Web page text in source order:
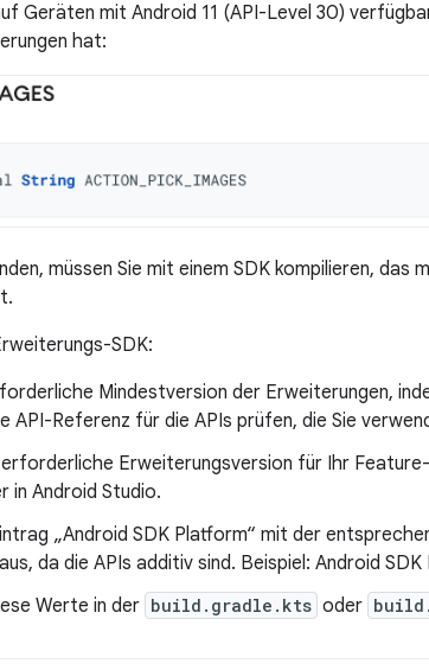
Geräten mit Android 11 (API-Level 30)
hat:
müssen Sie mit einem SDK kompilieren, das
SDK:
Mindestversion der Erweiterungen,
API-Referenz für die APIs prüfen, die Sie
erforderliche Erweiterungsversion für Ihr
in Android Studio.
„Android SDK Platform“ mit der
da die APIs additiv sind. Beispiel: Android
Werte in der build.gradle.kts oder